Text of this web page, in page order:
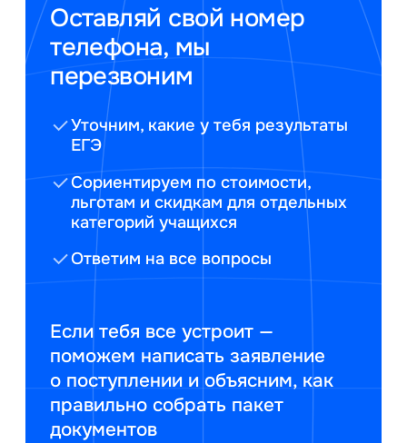
Оставляй свой номер
телефона, мы
перезвоним
Уточним, какие у тебя результаты
ЕГЭ
Сориентируем по стоимости,
льготам и скидкам для отдельных
категорий учащихся
Ответим на все вопросы
Если тебя все устроит —
поможем написать заявление
о поступлении и объясним, как
правильно собрать пакет
документов